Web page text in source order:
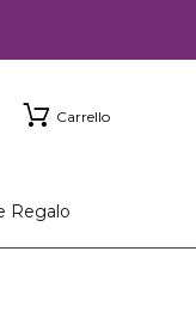
Carrello
Regalo